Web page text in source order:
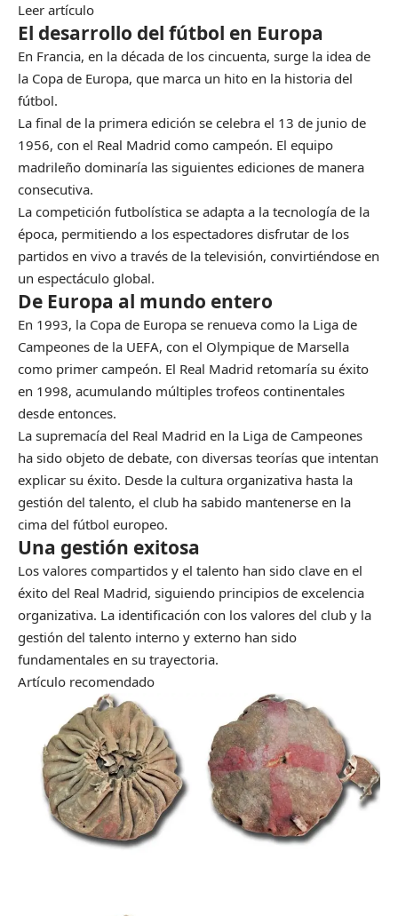
Leer artículo
El desarrollo del fútbol en Europa
En Francia, en la década de los cincuenta, surge la idea de
la Copa de Europa, que marca un hito en la historia del
fútbol.
La final de la primera edición se celebra el 13 de junio de
1956, con el Real Madrid como campeón. El equipo
madrileño dominaría las siguientes ediciones de manera
consecutiva.
La competición futbolística se adapta a la tecnología de la
época, permitiendo a los espectadores disfrutar de los
partidos en vivo a través de la televisión, convirtiéndose en
un espectáculo global.
De Europa al mundo entero
En 1993, la Copa de Europa se renueva como la Liga de
Campeones de la UEFA, con el Olympique de Marsella
como primer campeón. El Real Madrid retomaría su éxito
en 1998, acumulando múltiples trofeos continentales
desde entonces.
La supremacía del Real Madrid en la Liga de Campeones
ha sido objeto de debate, con diversas teorías que intentan
explicar su éxito. Desde la cultura organizativa hasta la
gestión del talento, el club ha sabido mantenerse en la
cima del fútbol europeo.
Una gestión exitosa
Los valores compartidos y el talento han sido clave en el
éxito del Real Madrid, siguiendo principios de excelencia
organizativa. La identificación con los valores del club y la
gestión del talento interno y externo han sido
fundamentales en su trayectoria.
Artículo recomendado